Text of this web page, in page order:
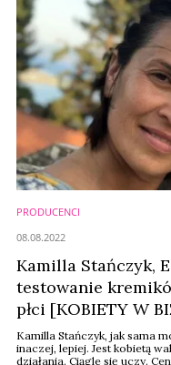
PRODUCENCI
Kamilla Stańczyk,
testowanie
płci [KOBIETY W
Kamilla Stańczyk, jak sama
inaczej, lepiej. Jest kobietą
działania. Ciągle się uczy.
08.08.2022